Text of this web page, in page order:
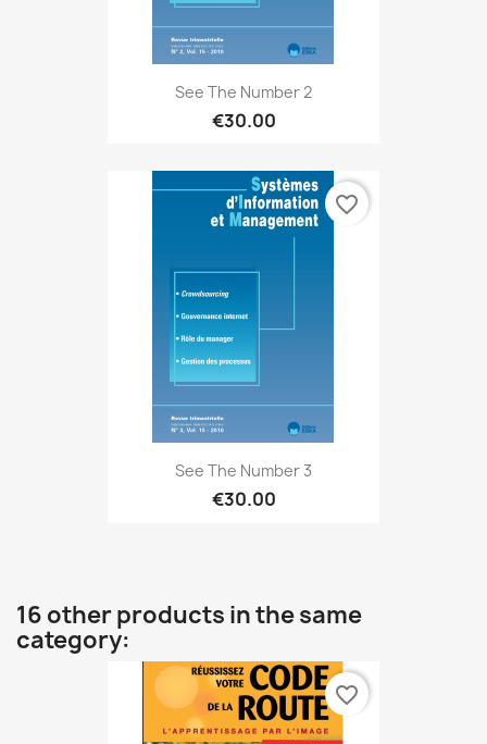
See The Number 2
€30.00
See The Number 3
€30.00
favorite_border
16 other products in the same
category:
favorite_border